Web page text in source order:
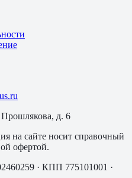
д. 6
на сайте носит справочный
офертой.
· КПП 775101001 ·